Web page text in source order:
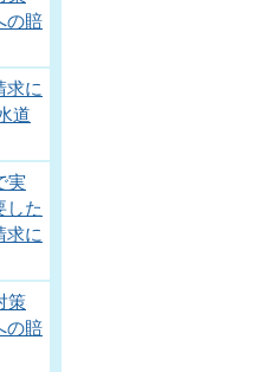
の賠
求に
道
実
した
求に
策
の賠